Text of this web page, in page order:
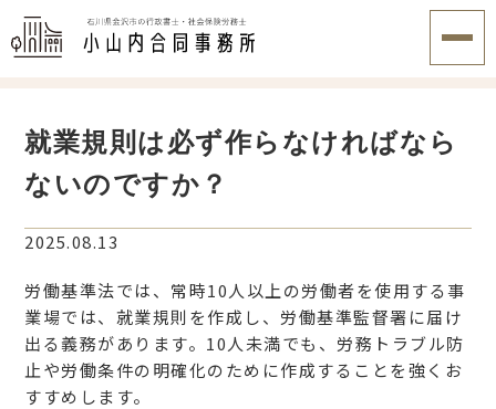
就業規則は必ず作らなければなら
ないのですか？
2025.08.13
労働基準法では、常時10人以上の労働者を使用する事
業場では、就業規則を作成し、労働基準監督署に届け
出る義務があります。10人未満でも、労務トラブル防
止や労働条件の明確化のために作成することを強くお
すすめします。